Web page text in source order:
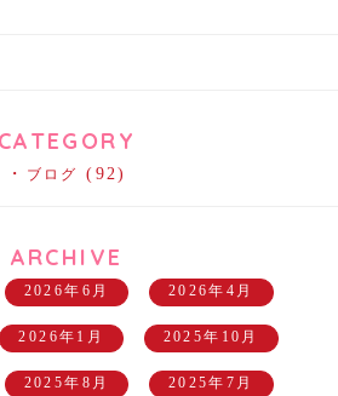
CATEGORY
ブログ (92)
ARCHIVE
2026年6月 2026年4月
2026年1月 2025年10月
2025年8月 2025年7月